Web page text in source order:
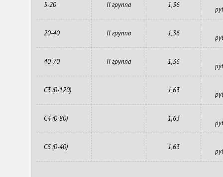
5-20 II группа 1,36
20-40 II группа 1,36
40-70 II группа 1,36
С3 (0-120) 1,63
С4 (0-80) 1,63
С5 (0-40) 1,63